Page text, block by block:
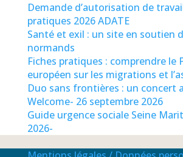
Demande d’autorisation de
pratiques 2026 ADATE
Santé et exil : un site en soutien
normands
Fiches pratiques : comprendre le
européen sur les migrations et
Duo sans frontières : un concert
Welcome- 26 septembre 2026
Guide urgence sociale Seine
2026-